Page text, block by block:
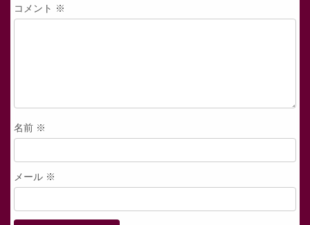
コメント ※
名前 ※
メール ※